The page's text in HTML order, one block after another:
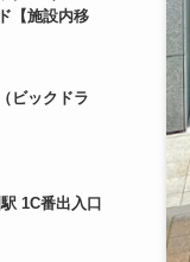
【施設内移
ビックドラ
1C番出入口